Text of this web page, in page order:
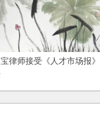
律师接受《人才市场报》